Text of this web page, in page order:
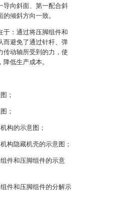
导向斜面、第一配合斜
倾斜方向一致。
于：通过将压脚组件和
而避免了通过针杆、弹
传动轴所受到的力，使
低生产成本。
；
；
构的示意图；
构隐藏机壳的示意图；
件和压脚组件的示意
件和压脚组件的分解示